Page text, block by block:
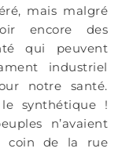
mais malgré
encore des
qui peuvent
industriel
notre santé.
synthétique !
n’avaient
coin de la rue